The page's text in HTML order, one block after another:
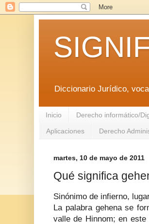
Diccionario Jurídico,
Inicio Derecho informático/
Aplicaciones Derecho
martes, 10 de mayo de 2011
Qué significa
Sinónimo de infierno,
La palabra gehena se
valle de Hinnom; en